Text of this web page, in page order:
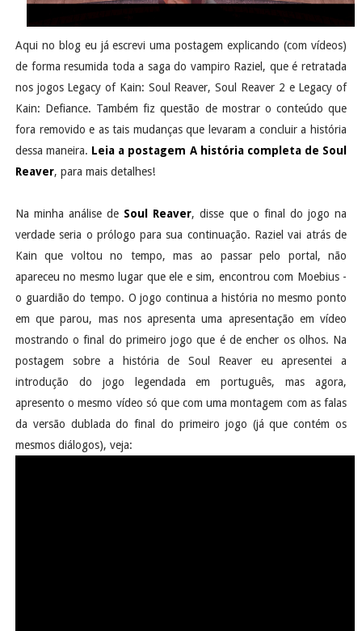
Aqui no blog eu já escrevi uma postagem explicando (com vídeos)
de forma resumida toda a saga do vampiro Raziel, que é retratada
nos jogos Legacy of Kain: Soul Reaver, Soul Reaver 2 e Legacy of
Kain: Defiance. Também fiz questão de mostrar o conteúdo que
fora removido e as tais mudanças que levaram a concluir a história
dessa maneira. Leia a postagem A história completa de Soul
Reaver, para mais detalhes!
Na minha análise de Soul Reaver, disse que o final do jogo na
verdade seria o prólogo para sua continuação. Raziel vai atrás de
Kain que voltou no tempo, mas ao passar pelo portal, não
apareceu no mesmo lugar que ele e sim, encontrou com Moebius -
o guardião do tempo. O jogo continua a história no mesmo ponto
em que parou, mas nos apresenta uma apresentação em vídeo
mostrando o final do primeiro jogo que é de encher os olhos. Na
postagem sobre a história de Soul Reaver eu apresentei a
introdução do jogo legendada em português, mas agora,
apresento o mesmo vídeo só que com uma montagem com as falas
da versão dublada do final do primeiro jogo (já que contém os
mesmos diálogos), veja: